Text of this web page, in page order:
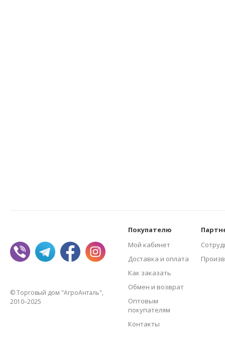
© Торговый дом "АгроАнталь",
2010–2025
Покупателю
Мой кабинет
Доставка и оплата
Как заказать
Обмен и возврат
Оптовым
покупателям
Контакты